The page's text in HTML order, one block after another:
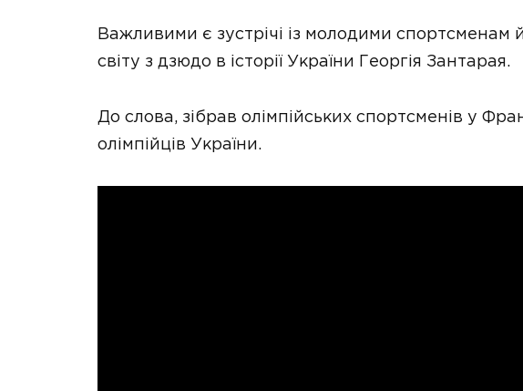
Важливими є зустрічі із молодими спортсменам
світу з дзюдо в історії України Георгія Зантарая.
До слова, зібрав олімпійських спортсменів у
олімпійців України.